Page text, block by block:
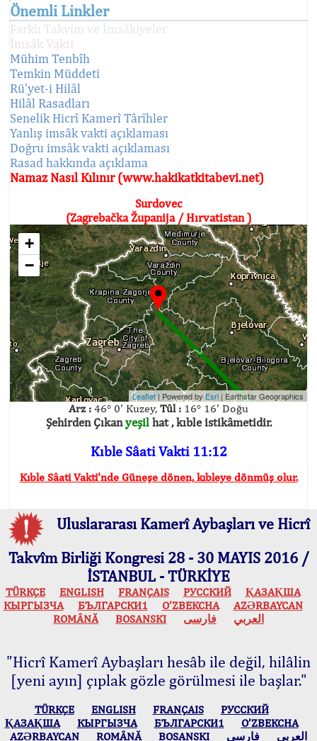
Önemli Linkler
Farklı Takvim ve İmsâkiyeler
İmsâk Vakti
Mühim Tenbîh
Temkin Müddeti
Rü'yet-i Hilâl
Hilâl Rasadları
Senelik Hicrî Kamerî Târîhler
Yanlış imsâk vakti açıklaması
Doğru imsâk vakti açıklaması
Rasad hakkında açıklama
Namaz Nasıl Kılınır (www.hakikatkitabevi.net)
Surdovec
(Zagrebačka Županija / Hırvatistan )
+
−
Leaflet | Powered by Esri| Earthstar Geographics
Arz : 46° 0' Kuzey, Tûl : 16° 16' Doğu
Şehirden Çıkanyeşilhat , kıble istikâmetidir.
Kıble Sâati Vakti 11:12
Kıble Sâati Vakti'nde Güneşe dönen, kıbleye dönmüş olur.
Uluslararası Kamerî Aybaşları ve Hicrî
Takvîm Birliği Kongresi 28 - 30 MAYIS 2016 /
İSTANBUL - TÜRKİYE
TÜRKÇE ENGLISH FRANÇAIS РУССКИЙ
ҚАЗАҚША
КЫPГЫЗЧA
БЪЛГАРСКИ1 O’ZBEKCHA
AZӘRBAYCAN
ROMÂNĂ
BOSANSKI العربي فارسی
"Hicrî Kamerî Aybaşları hesâb ile değil, hilâlin
[yeni ayın] çıplak gözle görülmesi ile başlar."
TÜRKÇE ENGLISH FRANÇAIS
РУССКИЙ
ҚАЗАҚША
КЫPГЫЗЧA БЪЛГАРСКИ1
O’ZBEKCHA
AZӘRBAYCAN
ROMÂNĂ BOSANSKI العربي فارسی